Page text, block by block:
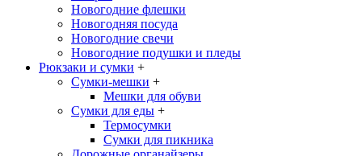
Новогодние флешки
Новогодняя посуда
Новогодние свечи
Новогодние подушки и пледы
Рюкзаки и сумки +
Сумки-мешки +
Мешки для обуви
Сумки для еды +
Термосумки
Сумки для пикника